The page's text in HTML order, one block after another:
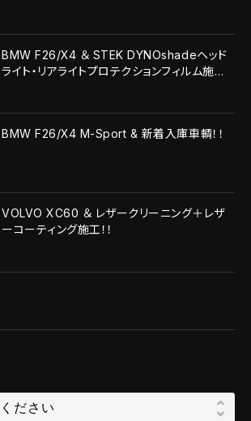
BMW F26/X4 ＆ STEK DYNOshadeヘッド
ライト・リアライトプロテクションフィルム施
BMW F26/X4 M-Sport & 新着入庫車輌！！
VOLVO XC60 ＆ レザークリーニング＋レザ
ーコーティング施工！！